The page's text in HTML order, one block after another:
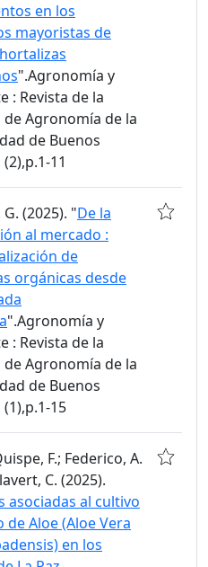
en los
mayoristas de
".Agronomía y
: Revista de la
de Agronomía de la
de Buenos
11
G. (2025). "De la
al mercado :
de
orgánicas desde
".Agronomía y
: Revista de la
de Agronomía de la
de Buenos
15
F.; Federico, A.
C. (2025).
asociadas al cultivo
de Aloe (Aloe Vera
en los